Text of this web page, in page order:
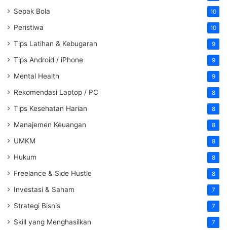
Sepak Bola 10
Peristiwa 10
Tips Latihan & Kebugaran 9
Tips Android / iPhone 9
Mental Health 9
Rekomendasi Laptop / PC 8
Tips Kesehatan Harian 8
Manajemen Keuangan 8
UMKM 8
Hukum 8
Freelance & Side Hustle 8
Investasi & Saham 7
Strategi Bisnis 7
Skill yang Menghasilkan 7